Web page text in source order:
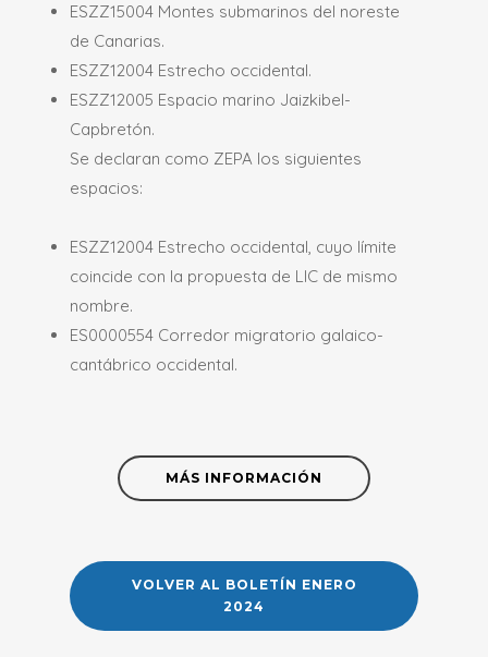
ESZZ15004 Montes submarinos del noreste
de Canarias.
ESZZ12004 Estrecho occidental.
ESZZ12005 Espacio marino Jaizkibel-
Capbretón.
Se declaran como ZEPA los siguientes
espacios:
ESZZ12004 Estrecho occidental, cuyo límite
coincide con la propuesta de LIC de mismo
nombre.
ES0000554 Corredor migratorio galaico-
cantábrico occidental.
MÁS INFORMACIÓN
VOLVER AL BOLETÍN ENERO
2024